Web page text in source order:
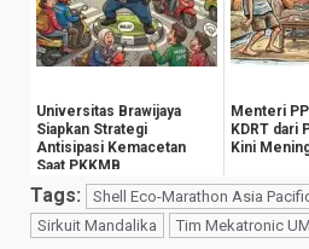
Universitas Brawijaya
Siapkan Strategi
Antisipasi Kemacetan
Saat PKKMB
Menteri
KDRT dari
Kini
Tags:
Shell Eco-Marathon Asia
Sirkuit Mandalika
Tim Mekatronic